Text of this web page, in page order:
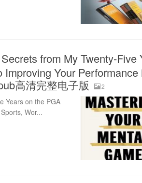
from My Twenty-Five
Your Performance
高清完整电子版
2
Years on the PGA
Wor...